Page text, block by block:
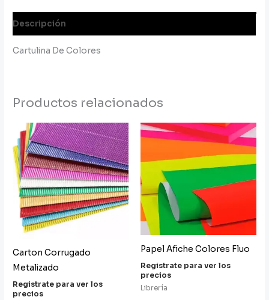
Descripción
Cartulina De Colores
Productos relacionados
Carton Corrugado
Metalizado
Registrate para ver los
precios
Papel Afiche Colores Fluo
Registrate para ver los
precios
Librería